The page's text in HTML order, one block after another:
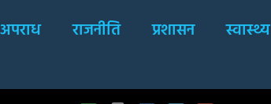
अपराध राजनीति प्रशासन स्वास्थ्य